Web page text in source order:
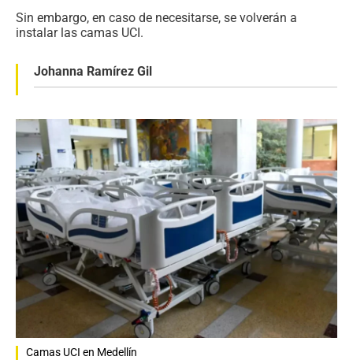
Sin embargo, en caso de necesitarse, se volverán a
instalar las camas UCI.
Johanna Ramírez Gil
Camas UCI en Medellín